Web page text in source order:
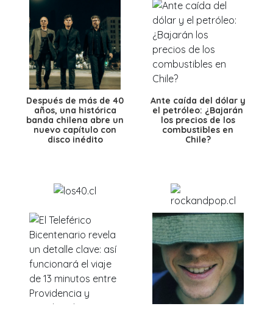
Después de más de 40
años, una histórica
banda chilena abre un
nuevo capítulo con
disco inédito
Ante caída del dólar y
el petróleo: ¿Bajarán
los precios de los
combustibles en
Chile?